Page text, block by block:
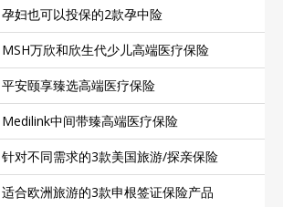
孕妇也可以投保的2款孕中险
MSH万欣和欣生代少儿高端医疗保险
平安颐享臻选高端医疗保险
Medilink中间带臻高端医疗保险
针对不同需求的3款美国旅游/探亲保险
适合欧洲旅游的3款申根签证保险产品